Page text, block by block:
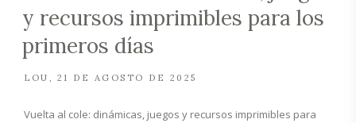
y recursos imprimibles para los
primeros días
LOU 21 DE AGOSTO DE 2025
Vuelta al cole: dinámicas, juegos y recursos imprimibles para